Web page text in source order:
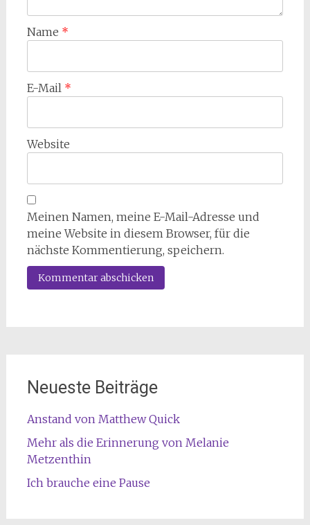
Name *
E-Mail *
Website
Meinen Namen, meine E-Mail-Adresse und
meine Website in diesem Browser, für die
nächste Kommentierung, speichern.
Neueste Beiträge
Anstand von Matthew Quick
Mehr als die Erinnerung von Melanie
Metzenthin
Ich brauche eine Pause